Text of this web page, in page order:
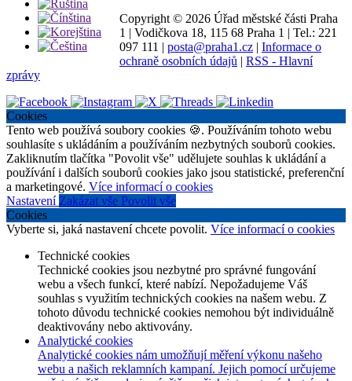
Copyright © 2026 Úřad městské části Praha
1 | Vodičkova 18, 115 68 Praha 1 | Tel.: 221
097 111 | posta@praha1.cz | Informace o
ochraně osobních údajů | RSS - Hlavní
zprávy
Cookies
Tento web používá soubory cookies 🍪. Používáním tohoto webu
souhlasíte s ukládáním a používáním nezbytných souborů cookies.
Zakliknutím tlačítka "Povolit vše" udělujete souhlas k ukládání a
používání i dalších souborů cookies jako jsou statistické, preferenční
a marketingové. Více informací o cookies
Nastavení Zakázat vše Povolit vše
Cookies
Vyberte si, jaká nastavení chcete povolit. Více informací o cookies
Technické cookies
Technické cookies jsou nezbytné pro správné fungování
webu a všech funkcí, které nabízí. Nepožadujeme Váš
souhlas s využitím technických cookies na našem webu. Z
tohoto důvodu technické cookies nemohou být individuálně
deaktivovány nebo aktivovány.
Analytické cookies
Analytické cookies nám umožňují měření výkonu našeho
webu a našich reklamních kampaní. Jejich pomocí určujeme